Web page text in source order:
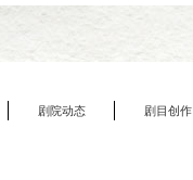
剧院动态 剧目创作